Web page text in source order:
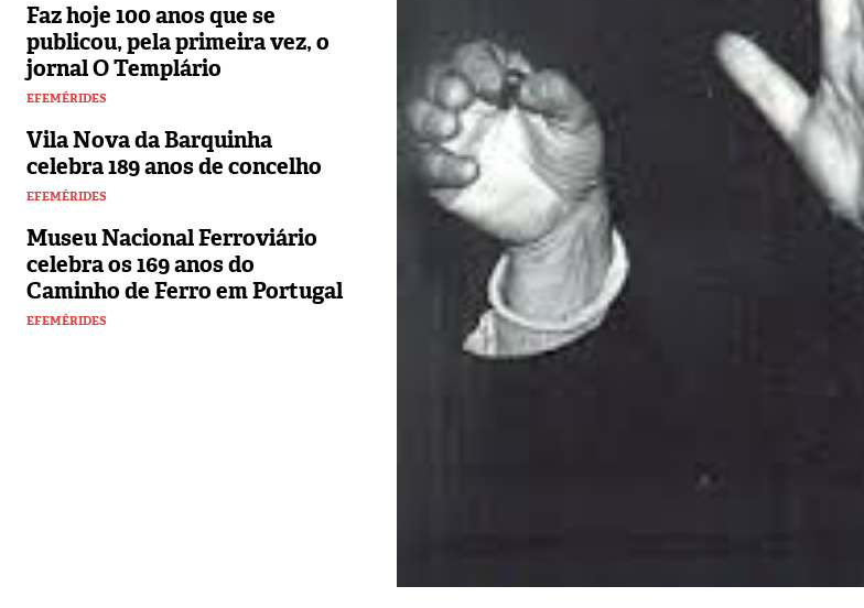
Faz hoje 100 anos que se
publicou, pela primeira vez, o
jornal O Templário
EFEMÉRIDES
Vila Nova da Barquinha
celebra 189 anos de concelho
EFEMÉRIDES
Museu Nacional Ferroviário
celebra os 169 anos do
Caminho de Ferro em Portugal
EFEMÉRIDES